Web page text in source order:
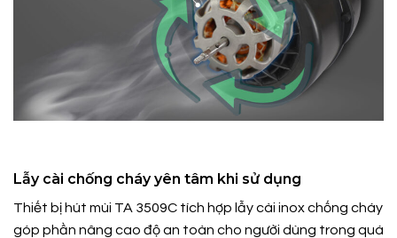
Lẫy cài chống cháy yên tâm khi sử dụng
Thiết bị hút mùi TA 3509C tích hợp lẫy cài inox chống cháy
góp phần nâng cao độ an toàn cho người dùng trong quá